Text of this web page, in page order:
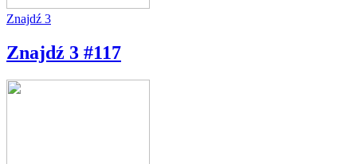
Znajdź 3
Znajdź 3 #117